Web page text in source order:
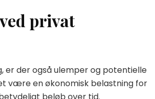
privat
er der også ulemper og potentielle
være en økonomisk belastning for
beløb over tid.